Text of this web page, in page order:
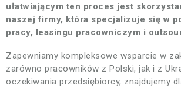
ułatwiającym ten proces jest
naszej firmy, która specjalizuje się w
pracy, leasingu pracowniczym i
Zapewniamy kompleksowe wsparcie w
zarówno pracowników z Polski, jak i z
oczekiwania przedsiębiorcy, znajdujemy